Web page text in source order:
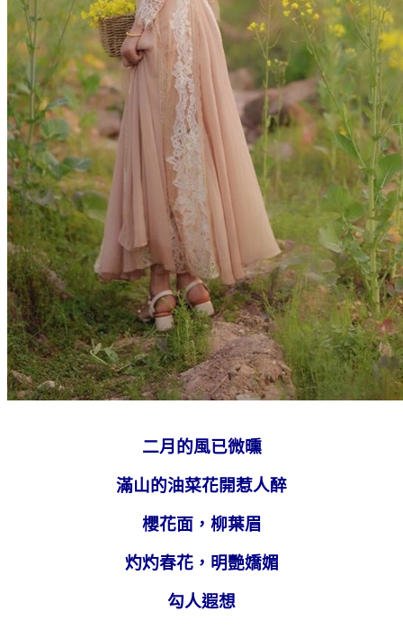
二月的風已微曛
滿山的油菜花開惹人醉
櫻花面，柳葉眉
灼灼春花，明艷嬌媚
勾人遐想